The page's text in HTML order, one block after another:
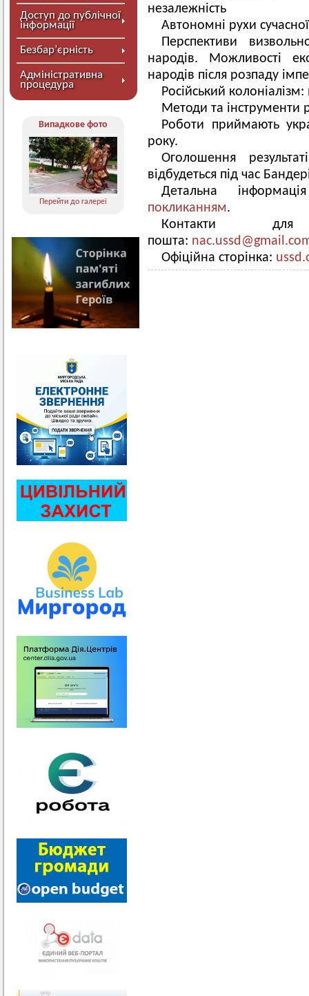
Доступ до публічної
інформації
Безбар’єрність
Адміністративна
процедура
Випадкове фото
Перейти до галереї
незалежність
Автономні рухи
Перспективи
народів. Можливості
народів після розпаду
Російський колоніалізм:
Методи та інструменти
Роботи приймають
року.
Оголошення
відбудеться під час
Детальна
покликанням.
Контакти для
пошта:
Офіційна сторінка: